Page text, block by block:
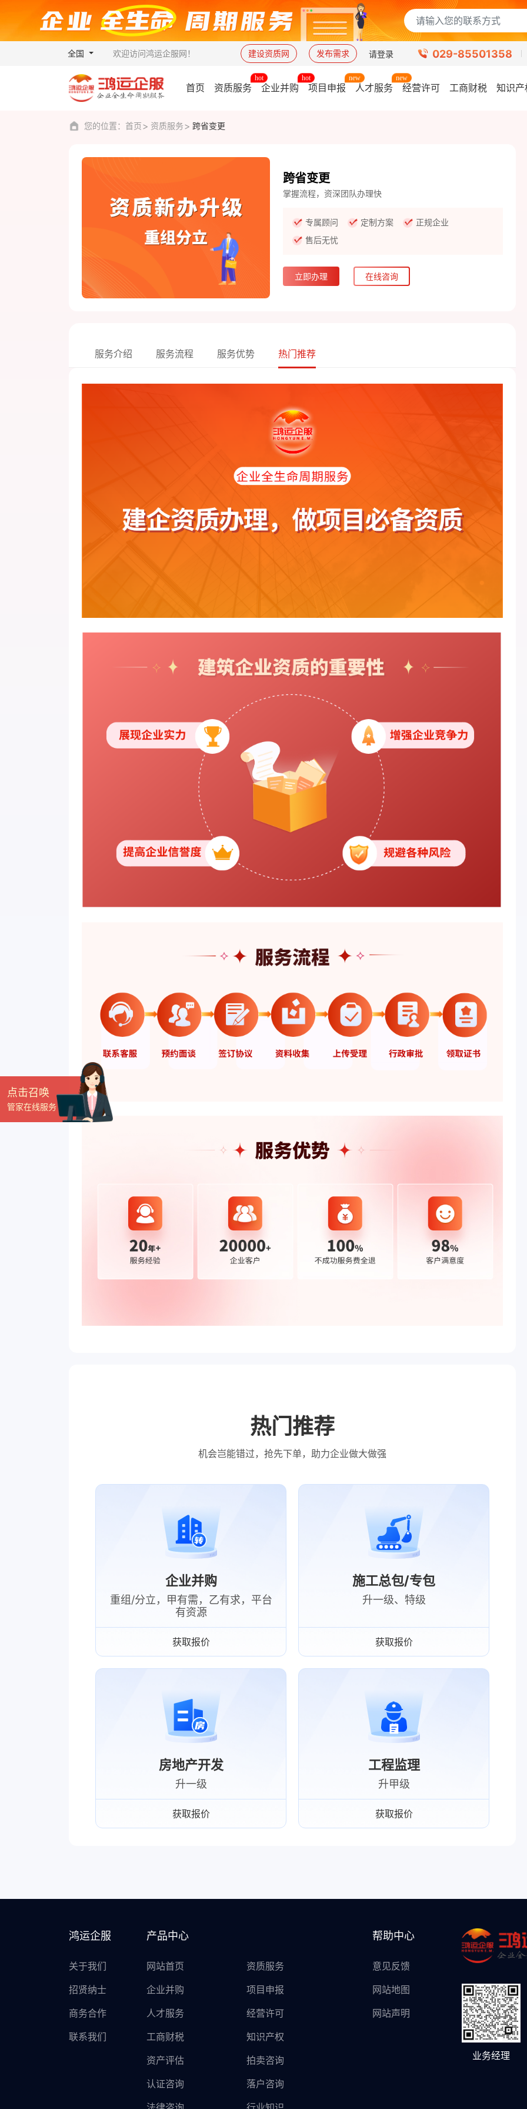
全国 欢迎访问鸿运企服网！ 建设资质网 发布需求 请登录 029-85501358
首页 资质服务 企业并购 项目申报 人才服务 经营许可 工商财税 知识产
您的位置： 首页 资质服务 跨省变更
跨省变更
掌握流程，资深团队办理快
专属顾问 定制方案
正规企业
售后无忧
立即办理 在线咨询
服务介绍 服务流程 服务优势 热门推荐
热门推荐
机会岂能错过，抢先下单，助力企业做大做强
企业并购
重组/分立，甲有需，乙有求，平台
有资源
获取报价
施工总包/专包
升一级、特级
获取报价
房地产开发
升一级
获取报价
工程监理
升甲级
获取报价
点击召唤
管家在线服务
鸿运企服
关于我们
招贤纳士
商务合作
联系我们
产品中心
网站首页
资质服务
企业并购
项目申报
人才服务
经营许可
工商财税
知识产权
资产评估
拍卖咨询
认证咨询
落户咨询
帮助中心
意见反馈
网站地图
网站声明
业务经理